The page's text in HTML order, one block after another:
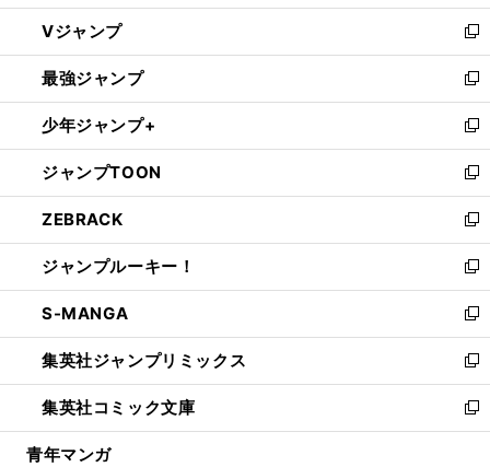
ウ
ィ
ン
ド
ウ
で
開
く
し
い
ウ
ィ
ン
ド
ウ
で
開
く
Vジャンプ
新
し
い
ウ
ィ
ン
ド
ウ
で
開
く
最強ジャンプ
新
し
い
ウ
ィ
ン
ド
ウ
で
開
く
少年ジャンプ+
新
し
い
ウ
ィ
ン
ド
ウ
で
開
く
ジャンプTOON
新
し
い
ウ
ィ
ン
ド
ウ
で
開
く
ZEBRACK
新
し
い
ウ
ィ
ン
ド
ウ
で
開
ジャンプルーキー！
新
し
い
ウ
ィ
ン
ド
ウ
S-MANGA
新
し
い
ウ
ィ
ン
集英社ジャンプリミックス
新
し
い
ウ
集英社コミック文庫
新
し
青年マンガ